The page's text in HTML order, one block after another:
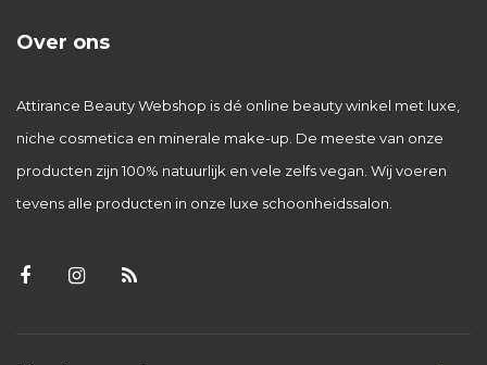
Over ons
Attirance Beauty Webshop is dé online beauty winkel met luxe,
niche cosmetica en minerale make-up. De meeste van onze
producten zijn 100% natuurlijk en vele zelfs vegan. Wij voeren
tevens alle producten in onze luxe schoonheidssalon.